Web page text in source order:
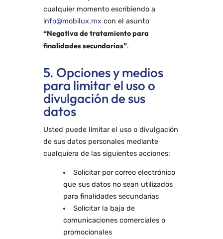
cualquier momento escribiendo a
info@mobilux.mx con el asunto
“Negativa de tratamiento para
finalidades secundarias”.
5. Opciones y medios
para limitar el uso o
divulgación de sus
datos
Usted puede limitar el uso o divulgación
de sus datos personales mediante
cualquiera de las siguientes acciones:
Solicitar por correo electrónico
que sus datos no sean utilizados
para finalidades secundarias
Solicitar la baja de
comunicaciones comerciales o
promocionales